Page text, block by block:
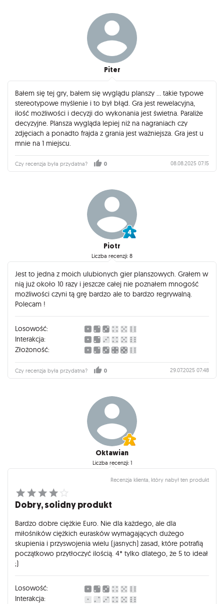
fajnego kombinowania, tylko wynik końcowy może być przez
losowość niesatysfakcjonujący. Dlatego jeśli ktoś na
pierwszym miejscu stawia wygraną poprzez intelektualne
wyścigi, a nie po prostu dobrą umysłową zabawę, to nie jest
to gra dla niego, bo będze go irytowała losowość. Jednak
jeśli losowość dla ciebie podnosi tylko dreszczyk emocji, a
wszystkich, ale jest świetnie wydana, ma dobrą instrukcję, i
daje dużo frajdy. Przynajmniej mi dała. Zawsze chętnie zagram
ponownie, zwłaszcza, że regrywalność jest ogromna.
Piter
Bałem się tej gry, bałem się wyglądu planszy ... takie typowe
stereotypowe myślenie i to był błąd. Gra jest rewelacyjna,
ilość możliwości i decyzji do wykonania jest świetna. Paraliże
decyzyjne. Plansza wygląda lepiej niż na nagraniach czy
zdjęciach a ponadto frajda z grania jest ważniejsza. Gra jest u
mnie na 1 miejscu.
Czy recenzja była przydatna? 0 08.08.2025 07:15
Piotr
Liczba recenzji: 8
Jest to jedna z moich ulubionych gier planszowych. Grałem w
nią już około 10 razy i jeszcze całej nie poznałem mnogość
możliwości czyni tą grę bardzo ale to bardzo regrywalną.
Polecam !
Losowość:
Interakcja:
Złożoność:
Czy recenzja była przydatna? 0 29.07.2025 07:48
Oktawian
Liczba recenzji: 1
Recenzja klienta, który nabył ten produkt
Dobry, solidny produkt
Bardzo dobre ciężkie Euro. Nie dla każdego, ale dla
miłośników ciężkich eurasków wymagających dużego
skupienia i przyswojenia wielu (jasnych) zasad, które potrafią
początkowo przytłoczyć ilością. 4* tylko dlatego, że 5 to ideał
;)
Losowość:
Interakcja: